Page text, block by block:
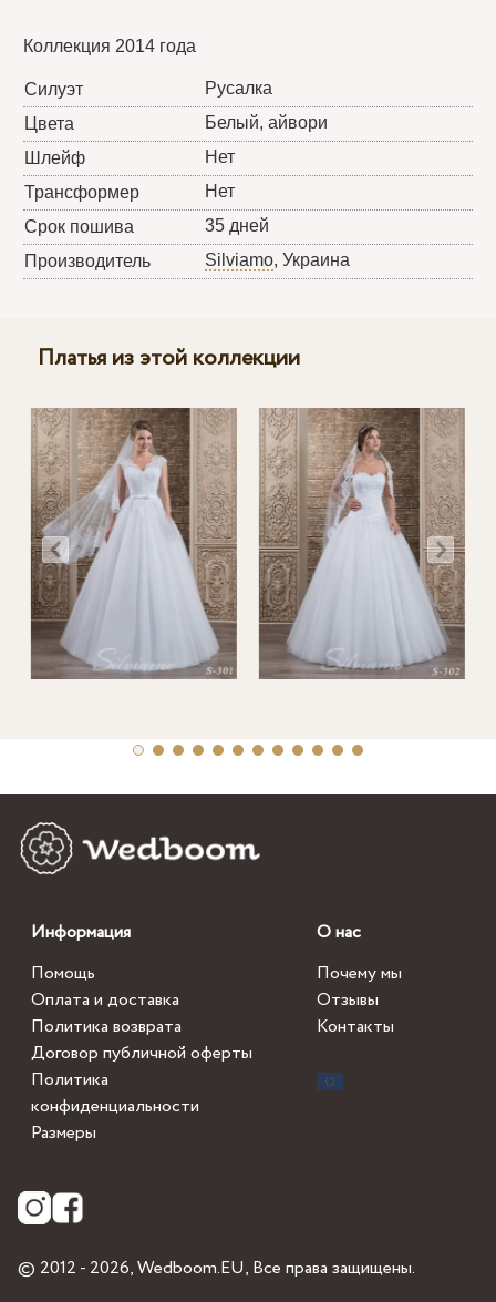
Коллекция 2014 года
Силуэт
Русалка
Цвета
Белый, айвори
Шлейф
Нет
Трансформер
Нет
Срок пошива
35 дней
Производитель
Silviamo, Украина
Платья из этой коллекции
Информация
Помощь
Оплата и доставка
Политика возврата
Договор публичной оферты
Политика
конфиденциальности
Размеры
О нас
Почему мы
Отзывы
Контакты
© 2012 - 2026,Wedboom.EU, Все права защищены.